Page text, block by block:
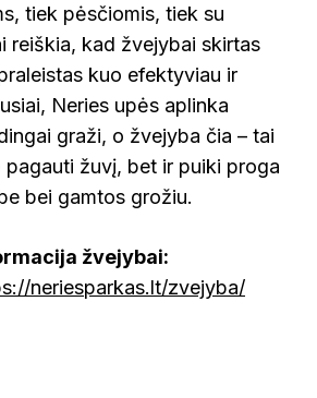
tiek pėsčiomis, tiek su
reiškia, kad žvejybai skirtas
kuo efektyviau ir
Neries upės aplinka
graži, o žvejyba čia – tai
pagauti žuvį, bet ir puiki proga
bei gamtos grožiu.
žvejybai:
neriesparkas.lt/zvejyba/